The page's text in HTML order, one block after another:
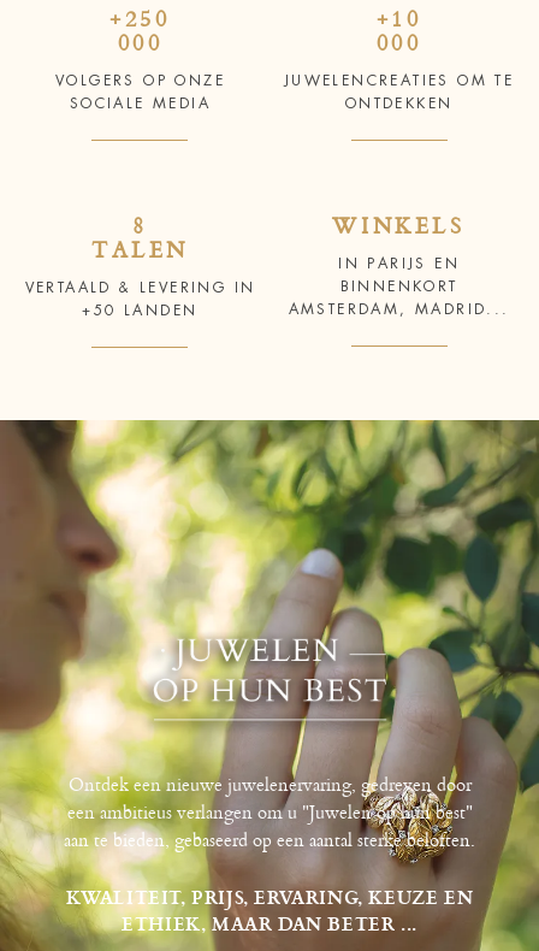
+250
000
VOLGERS OP ONZE
SOCIALE MEDIA
+10
000
JUWELENCREATIES OM TE
ONTDEKKEN
8
TALEN
VERTAALD & LEVERING IN
+50 LANDEN
WINKELS
IN PARIJS EN
BINNENKORT
AMSTERDAM, MADRID...
Ontdek een nieuwe juwelenervaring, gedreven door
een ambitieus verlangen om u "Juwelen op hun best"
aan te bieden, gebaseerd op een aantal sterke beloften.
KWALITEIT, PRIJS, ERVARING, KEUZE EN
ETHIEK, MAAR DAN BETER ...